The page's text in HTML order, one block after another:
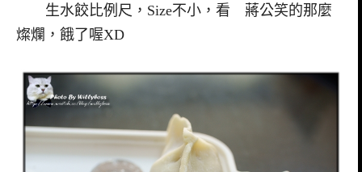
生水餃比例尺，Size不小，看 蔣公笑的那麼
燦爛，餓了喔XD